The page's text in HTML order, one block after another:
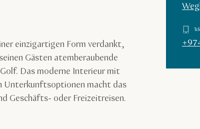
einzigartigen Form verdankt,
Gästen atemberaubende
Das moderne Interieur mit
Unterkunftsoptionen macht das
Geschäfts- oder Freizeitreisen.